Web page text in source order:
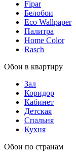
Fipar
Белобои
Eco Wallpaper
Палитра
Home Color
Rasch
Обои в квартиру
Зал
Коридор
Кабинет
Детская
Спальня
Кухня
Обои по странам